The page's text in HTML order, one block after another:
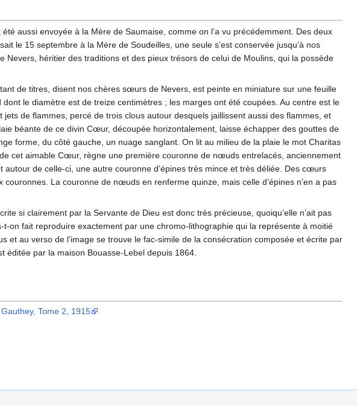
aussi envoyée à la Mère de Saumaise, comme on l’a vu précédemment. Des deux
le 15 septembre à la Mère de Soudeilles, une seule s’est conservée jusqu’à nos
Nevers, héritier des traditions et des pieux trésors de celui de Moulins, qui la possède
de titres, disent nos chères sœurs de Nevers, est peinte en miniature sur une feuille
le diamètre est de treize centimètres ; les marges ont été coupées. Au centre est le
de flammes, percé de trois clous autour desquels jaillissent aussi des flammes, et
béante de ce divin Cœur, découpée horizontalement, laisse échapper des gouttes de
forme, du côté gauche, un nuage sanglant. On lit au milieu de la plaie le mot Charitas
cet aimable Cœur, règne une première couronne de nœuds entrelacés, anciennement
autour de celle-ci, une autre couronne d’épines très mince et très déliée. Des cœurs
couronnes. La couronne de nœuds en renferme quinze, mais celle d’épines n’en a pas
si clairement par la Servante de Dieu est donc très précieuse, quoiqu’elle n’ait pas
t-on fait reproduire exactement par une chromo-lithographie qui la représente à moitié
et au verso de l’image se trouve le fac-simile de la consécration composée et écrite par
éditée par la maison Bouasse-Lebel depuis 1864.
Tome 2, 1915